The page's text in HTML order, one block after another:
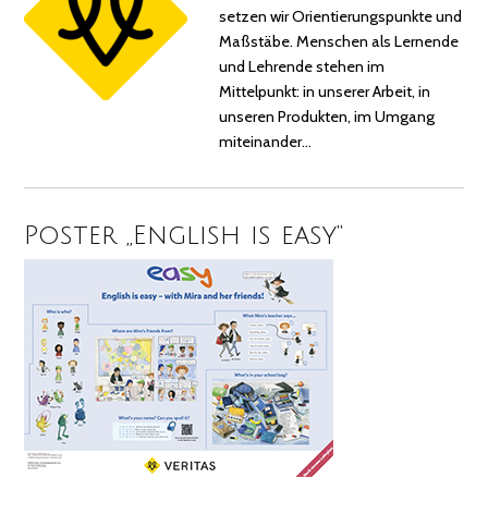
setzen wir Orientierungspunkte und
Maßstäbe. Menschen als Lernende
und Lehrende stehen im
Mittelpunkt: in unserer Arbeit, in
unseren Produkten, im Umgang
miteinander…
Poster „English is easy“